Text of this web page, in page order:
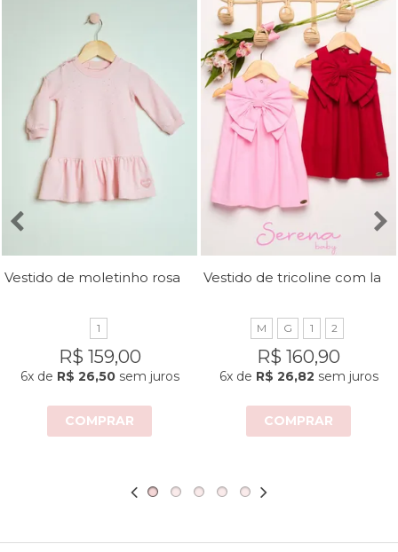
1
R$ 159,00
6xde R$ 26,50sem juros
COMPRAR
M G 1 2
R$ 160,90
6xde R$ 26,82 sem juros
COMPRAR